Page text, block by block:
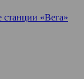
«Вега»